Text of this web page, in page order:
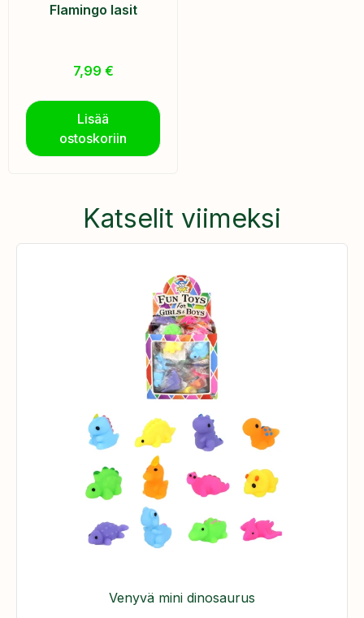
Flamingo lasit
7,99 €
Lisää
ostoskoriin
Katselit viimeksi
Venyvä mini dinosaurus